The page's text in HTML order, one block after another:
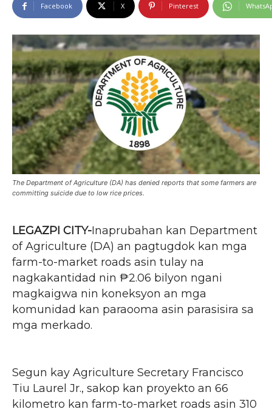
Facebook X Pinterest
The Department of Agriculture (DA) has denied reports that some farmers are
committing suicide due to low rice prices.
LEGAZPI CITY-Inaprubahan kan Department
of Agriculture (DA) an pagtugdok kan mga
farm-to-market roads asin tulay na
nagkakantidad nin ₱2.06 bilyon ngani
magkaigwa nin koneksyon an mga
komunidad kan paraooma asin parasisira sa
mga merkado.
Segun kay Agriculture Secretary Francisco
Tiu Laurel Jr., sakop kan proyekto an 66
kilometro kan farm-to-market roads asin 310